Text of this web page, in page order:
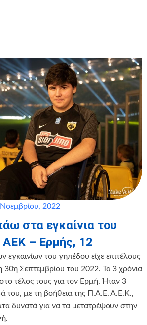
2022
στα εγκαίνια του
ΑΕΚ – Ερμής, 12
εγκαινίων του γηπέδου είχε επιτέλους
30η Σεπτεμβρίου του 2022. Τα 3 χρόνια
τέλος τους για τον Ερμή. Ήταν 3
του, με τη βοήθεια της Π.Α.Ε. Α.Ε.Κ.,
δυνατά για να τα μετατρέψουν στην